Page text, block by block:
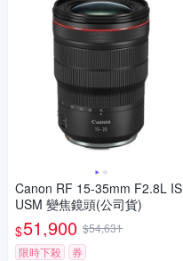
Canon RF 15-35mm F2.8L IS
USM 變焦鏡頭(公司貨)
$51,900 $54,631
限時下殺
券